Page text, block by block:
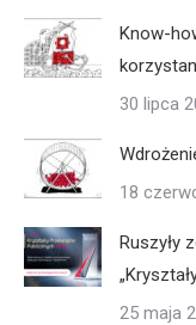
Know-
30 lipca
18
Ruszyły
25 maja